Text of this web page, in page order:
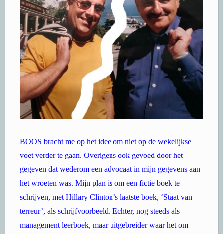
BOOS bracht me op het idee om niet op de wekelijkse
voet verder te gaan. Overigens ook gevoed door het
gegeven dat wederom een advocaat in mijn gegevens aan
het wroeten was. Mijn plan is om een fictie boek te
schrijven, met Hillary Clinton’s laatste boek, ‘Staat van
terreur’, als schrijfvoorbeeld. Echter, nog steeds als
management leerboek, maar uitgebreider waar het om